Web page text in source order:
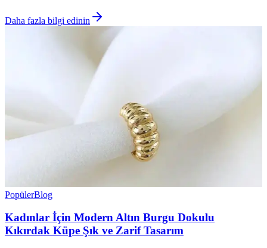
Daha fazla bilgi edinin
PopülerBlog
Kadınlar İçin Modern Altın Burgu Dokulu
Kıkırdak Küpe Şık ve Zarif Tasarım